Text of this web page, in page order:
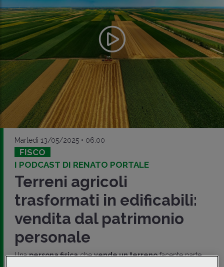
Martedì 13/05/2025 • 06:00
FISCO
I PODCAST DI RENATO PORTALE
Terreni agricoli
trasformati in edificabili:
vendita dal patrimonio
personale
Unapersona fisicachevende un terrenofacente parte